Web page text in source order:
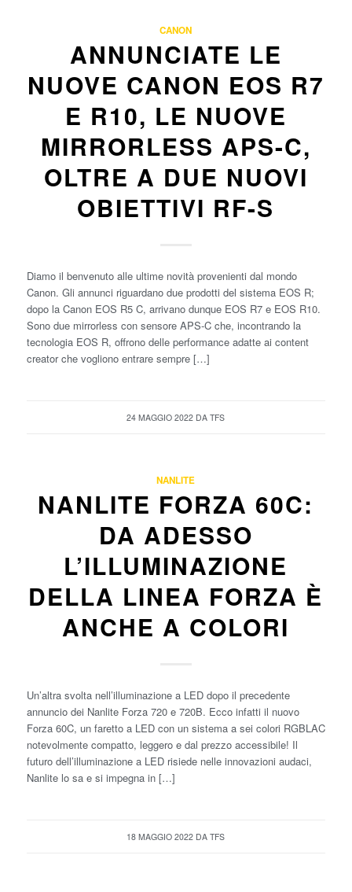
CANON
ANNUNCIATE LE
NUOVE CANON EOS R7
E R10, LE NUOVE
MIRRORLESS APS-C,
OLTRE A DUE NUOVI
OBIETTIVI RF-S
Diamo il benvenuto alle ultime novità provenienti dal mondo
Canon. Gli annunci riguardano due prodotti del sistema EOS R;
dopo la Canon EOS R5 C, arrivano dunque EOS R7 e EOS R10.
Sono due mirrorless con sensore APS-C che, incontrando la
tecnologia EOS R, offrono delle performance adatte ai content
creator che vogliono entrare sempre […]
24 MAGGIO 2022 DATFS
NANLITE
NANLITE FORZA 60C:
DA ADESSO
L’ILLUMINAZIONE
DELLA LINEA FORZA È
ANCHE A COLORI
Un’altra svolta nell’illuminazione a LED dopo il precedente
annuncio dei Nanlite Forza 720 e 720B. Ecco infatti il nuovo
Forza 60C, un faretto a LED con un sistema a sei colori RGBLAC
notevolmente compatto, leggero e dal prezzo accessibile! Il
futuro dell’illuminazione a LED risiede nelle innovazioni audaci,
Nanlite lo sa e si impegna in […]
18 MAGGIO 2022 DATFS